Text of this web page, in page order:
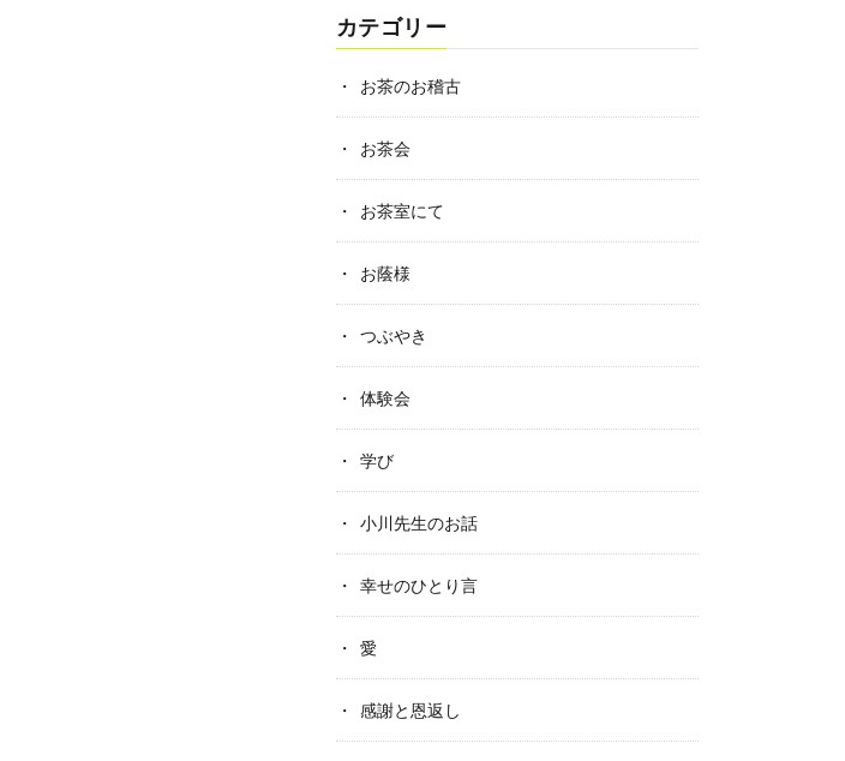
カテゴリー
お茶のお稽古
お茶会
お茶室にて
お蔭様
つぶやき
体験会
学び
小川先生のお話
幸せのひとり言
愛
感謝と恩返し